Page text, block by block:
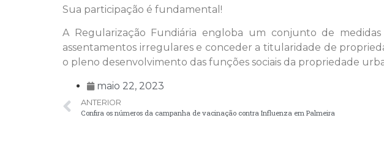
Sua participação é fundamental!
A Regularização Fundiária engloba um conjunto de
assentamentos irregulares e conceder a titularidade de
o pleno desenvolvimento das funções sociais da propriedade
maio 22, 2023
ANTERIOR
Confira os números da campanha de vacinação contra Influenza em Palmeira